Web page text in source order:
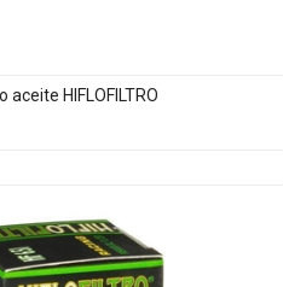
aceite HIFLOFILTRO